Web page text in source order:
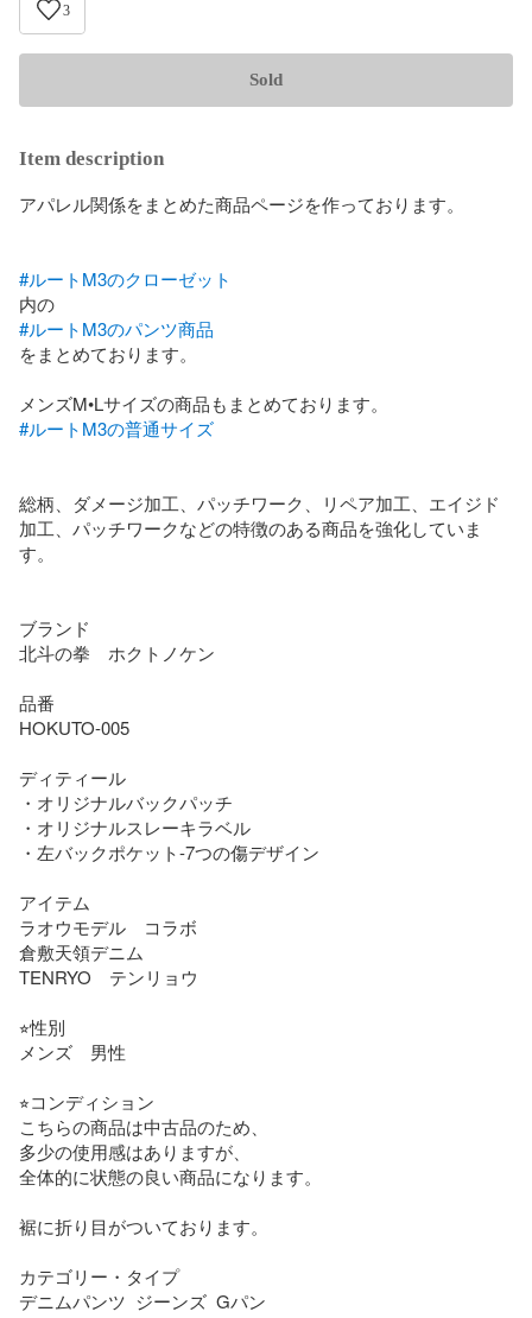
3
Sold
Item description
アパレル関係をまとめた商品ページを作っております。
#ルートM3のクローゼット
#ルートM3のパンツ商品
をまとめております。
#ルートM3の普通サイズ
総柄、ダメージ加工、パッチワーク、リペア加工、エイジド
加工、パッチワークなどの特徴のある商品を強化していま
す。
ブランド
北斗の拳　ホクトノケン
品番
HOKUTO-005
ディティール
・オリジナルバックパッチ
・オリジナルスレーキラベル
・左バックポケット-7つの傷デザイン
アイテム
ラオウモデル　コラボ
倉敷天領デニム
TENRYO　テンリョウ
⭐︎性別
メンズ　男性
⭐︎コンディション
こちらの商品は中古品のため、
多少の使用感はありますが、
全体的に状態の良い商品になります。
裾に折り目がついております。
カテゴリー・タイプ
デニムパンツ  ジーンズ  Gパン